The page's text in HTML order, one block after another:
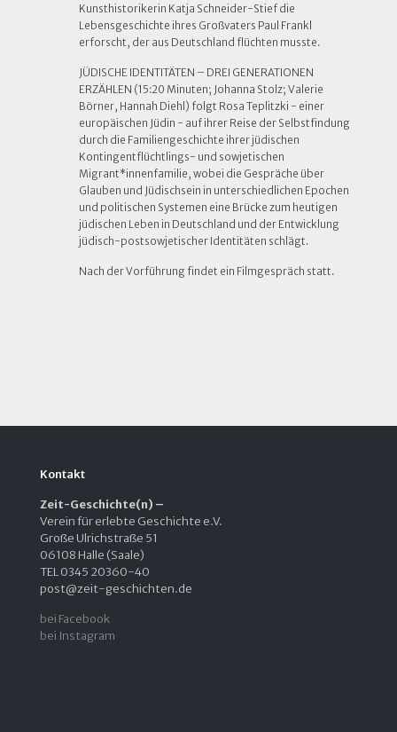
Kunsthistorikerin Katja Schneider-Stief die
Lebensgeschichte ihres Großvaters Paul Frankl
erforscht, der aus Deutschland flüchten musste.
JÜDISCHE IDENTITÄTEN – DREI GENERATIONEN
ERZÄHLEN (15:20 Minuten; Johanna Stolz; Valerie
Börner, Hannah Diehl) folgt Rosa Teplitzki - einer
europäischen Jüdin - auf ihrer Reise der Selbstfindung
durch die Familiengeschichte ihrer jüdischen
Kontingentflüchtlings- und sowjetischen
Migrant*innenfamilie, wobei die Gespräche über
Glauben und Jüdischsein in unterschiedlichen Epochen
und politischen Systemen eine Brücke zum heutigen
jüdischen Leben in Deutschland und der Entwicklung
jüdisch-postsowjetischer Identitäten schlägt.
Nach der Vorführung findet ein Filmgespräch statt.
Kontakt
Zeit-Geschichte(n) –
Verein für erlebte Geschichte e.V.
Große Ulrichstraße 51
06108 Halle (Saale)
TEL 0345 20360-40
post@zeit-geschichten.de
bei Facebook
bei Instagram